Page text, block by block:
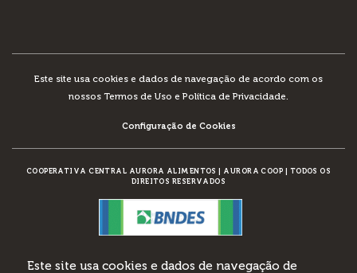
Este site usa cookies e dados de navegação de acordo com os
nossos Termos de Uso e Política de Privacidade.
Configuração de Cookies
COOPERATIVA CENTRAL AURORA ALIMENTOS AURORA COOP
TODOS OS
DIREITOS RESERVADOS
Este site usa cookies e dados de navegação de